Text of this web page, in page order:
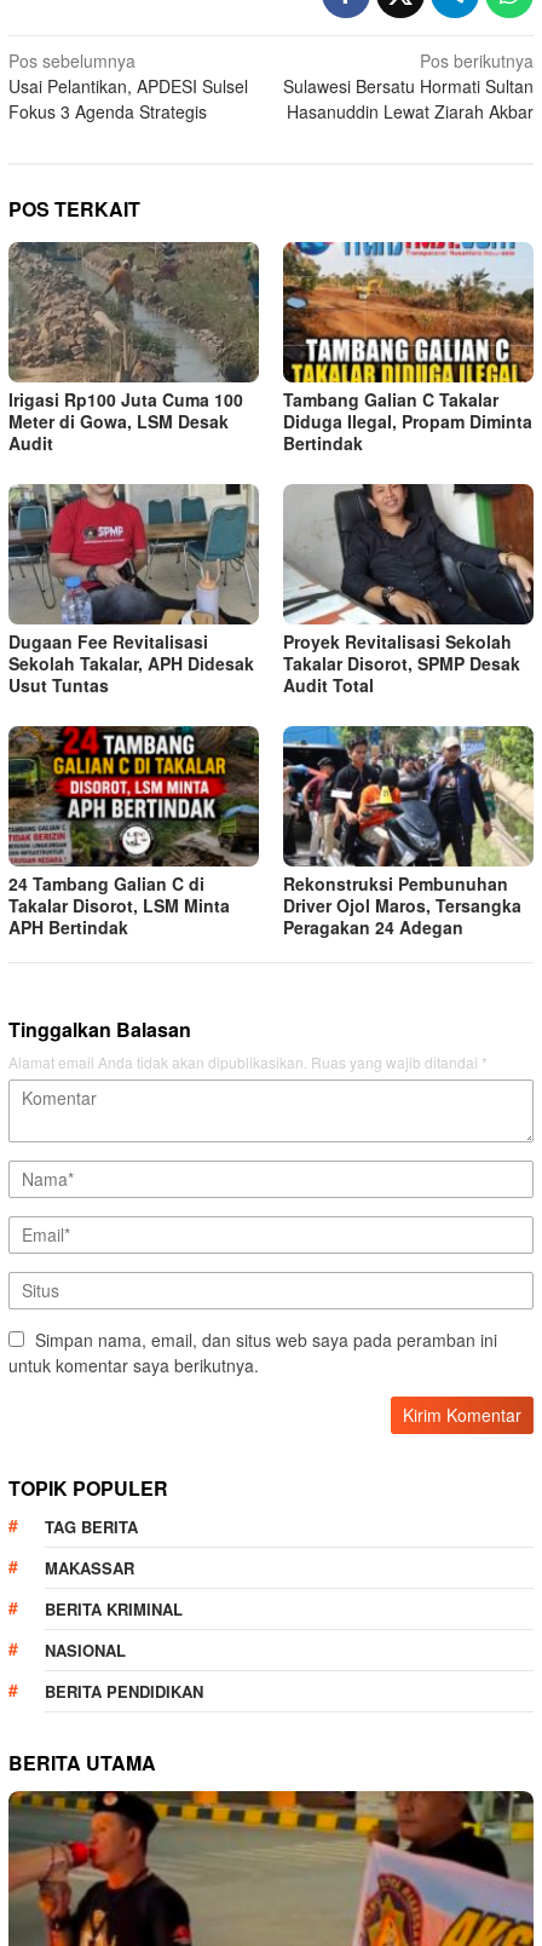
Navigasi
pos
Pos sebelumnya
Usai Pelantikan, APDESI Sulsel
Fokus 3 Agenda Strategis
Pos berikutnya
Sulawesi Bersatu Hormati Sultan
Hasanuddin Lewat Ziarah Akbar
POS TERKAIT
Irigasi Rp100 Juta Cuma 100
Meter di Gowa, LSM Desak
Audit
Tambang Galian C Takalar
Diduga Ilegal, Propam Diminta
Bertindak
Dugaan Fee Revitalisasi
Sekolah Takalar, APH Didesak
Usut Tuntas
Proyek Revitalisasi Sekolah
Takalar Disorot, SPMP Desak
Audit Total
24 Tambang Galian C di
Takalar Disorot, LSM Minta
APH Bertindak
Rekonstruksi Pembunuhan
Driver Ojol Maros, Tersangka
Peragakan 24 Adegan
Tinggalkan Balasan
Alamat email Anda tidak akan dipublikasikan. Ruas yang wajib ditandai *
Simpan nama, email, dan situs web saya pada peramban ini
untuk komentar saya berikutnya.
TOPIK POPULER
TAG BERITA
MAKASSAR
BERITA KRIMINAL
NASIONAL
BERITA PENDIDIKAN
BERITA UTAMA